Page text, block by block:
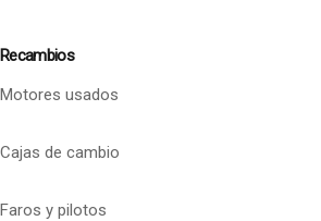
Recambios
Motores usados
Cajas de cambio
Faros y pilotos